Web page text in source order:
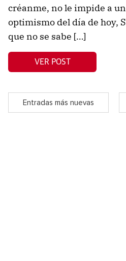
créanme, no le impide a
optimismo del día de hoy,
que no se sabe […]
VER POST
Entradas más nuevas